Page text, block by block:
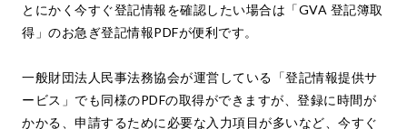
とにかく今すぐ登記情報を確認したい場合は「GVA 登記簿取
得」のお急ぎ登記情報PDFが便利です。
一般財団法人民事法務協会が運営している「登記情報提供サ
ービス」でも同様のPDFの取得ができますが、登録に時間が
かかる、申請するために必要な入力項目が多いなど、今すぐ